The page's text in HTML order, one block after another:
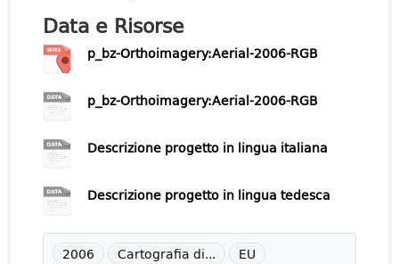
Data e Risorse
p_bz-Orthoimagery:Aerial-2006-RGB
p_bz-Orthoimagery:Aerial-2006-RGB
Descrizione progetto in lingua italiana
Descrizione progetto in lingua tedesca
2006 Cartografia di...
EU